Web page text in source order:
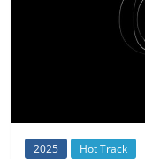
2025 Hot Track